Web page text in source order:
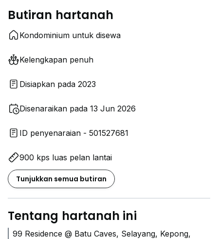
Butiran hartanah
Kondominium untuk disewa
Kelengkapan penuh
Disiapkan pada 2023
Disenaraikan pada 13 Jun 2026
ID penyenaraian - 501527681
900 kps luas pelan lantai
Tunjukkan semua butiran
Tentang hartanah ini
99 Residence @ Batu Caves, Selayang, Kepong,